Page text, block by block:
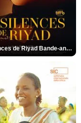
Les Silences de Riyad Bande-annonce VO STFR